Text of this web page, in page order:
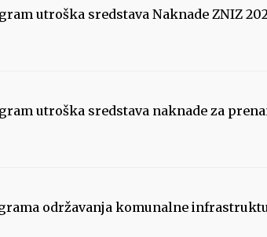
utroška sredstava Naknade ZNIZ
utroška sredstava naknade za
održavanja komunalne